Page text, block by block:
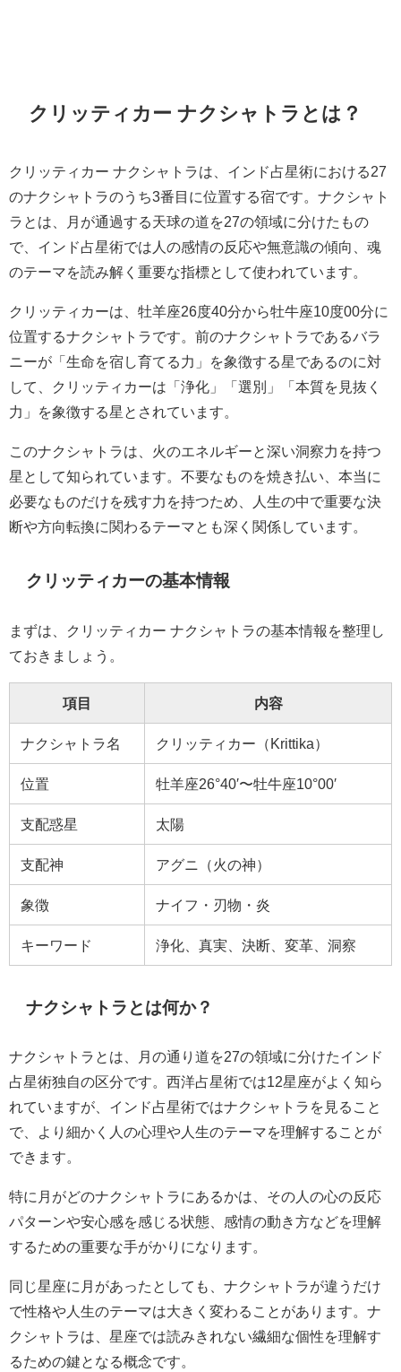
クリッティカー ナクシャトラとは？
クリッティカー ナクシャトラは、インド占星術における27
のナクシャトラのうち3番目に位置する宿です。ナクシャト
ラとは、月が通過する天球の道を27の領域に分けたもの
で、インド占星術では人の感情の反応や無意識の傾向、魂
のテーマを読み解く重要な指標として使われています。
クリッティカーは、牡羊座26度40分から牡牛座10度00分に
位置するナクシャトラです。前のナクシャトラであるバラ
ニーが「生命を宿し育てる力」を象徴する星であるのに対
して、クリッティカーは「浄化」「選別」「本質を見抜く
力」を象徴する星とされています。
このナクシャトラは、火のエネルギーと深い洞察力を持つ
星として知られています。不要なものを焼き払い、本当に
必要なものだけを残す力を持つため、人生の中で重要な決
断や方向転換に関わるテーマとも深く関係しています。
クリッティカーの基本情報
まずは、クリッティカー ナクシャトラの基本情報を整理し
ておきましょう。
項目 内容
ナクシャトラ名 クリッティカー（Krittika）
位置 牡羊座26°40′〜牡牛座10°00′
支配惑星 太陽
支配神 アグニ（火の神）
象徴 ナイフ・刃物・炎
キーワード 浄化、真実、決断、変革、洞察
ナクシャトラとは何か？
ナクシャトラとは、月の通り道を27の領域に分けたインド
占星術独自の区分です。西洋占星術では12星座がよく知ら
れていますが、インド占星術ではナクシャトラを見ること
で、より細かく人の心理や人生のテーマを理解することが
できます。
特に月がどのナクシャトラにあるかは、その人の心の反応
パターンや安心感を感じる状態、感情の動き方などを理解
するための重要な手がかりになります。
同じ星座に月があったとしても、ナクシャトラが違うだけ
で性格や人生のテーマは大きく変わることがあります。ナ
クシャトラは、星座では読みきれない繊細な個性を理解す
るための鍵となる概念です。